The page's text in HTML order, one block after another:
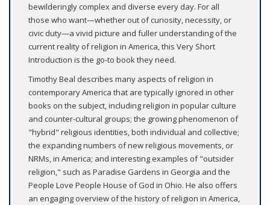
bewilderingly complex and diverse every day. For all
those who want—whether out of curiosity, necessity, or
civic duty—a vivid picture and fuller understanding of the
current reality of religion in America, this Very Short
Introduction is the go-to book they need.
Timothy Beal describes many aspects of religion in
contemporary America that are typically ignored in other
books on the subject, including religion in popular culture
and counter-cultural groups; the growing phenomenon of
"hybrid" religious identities, both individual and collective;
the expanding numbers of new religious movements, or
NRMs, in America; and interesting examples of "outsider
religion," such as Paradise Gardens in Georgia and the
People Love People House of God in Ohio. He also offers
an engaging overview of the history of religion in America,